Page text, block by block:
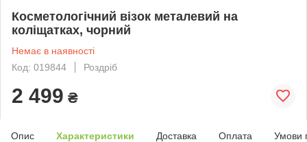
Косметологічний візок металевий на
коліщатках, чорний
Немає в наявності
Код: 019844
Роздріб
2 499 ₴
Опис Характеристики Доставка Оплата Умови